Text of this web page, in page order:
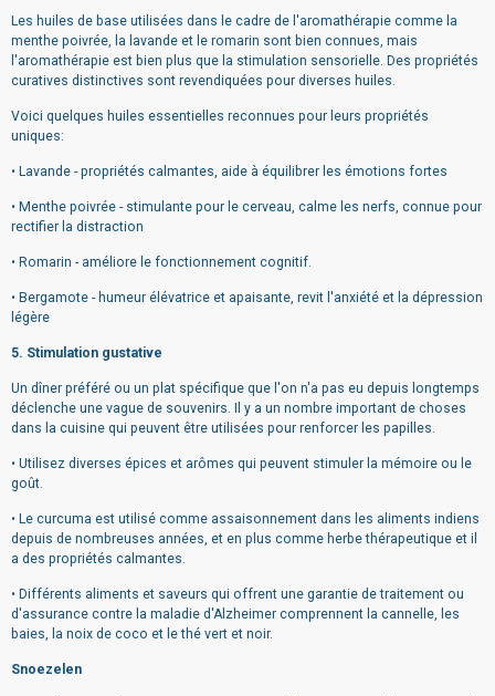
Les huiles de base utilisées dans le cadre de l'aromathérapie comme la
menthe poivrée, la lavande et le romarin sont bien connues, mais
l'aromathérapie est bien plus que la stimulation sensorielle. Des propriétés
curatives distinctives sont revendiquées pour diverses huiles.
Voici quelques huiles essentielles reconnues pour leurs propriétés
uniques:
• Lavande - propriétés calmantes, aide à équilibrer les émotions fortes
• Menthe poivrée - stimulante pour le cerveau, calme les nerfs, connue pour
rectifier la distraction
• Romarin - améliore le fonctionnement cognitif.
• Bergamote - humeur élévatrice et apaisante, revit l'anxiété et la dépression
légère
5. Stimulation gustative
Un dîner préféré ou un plat spécifique que l'on n'a pas eu depuis longtemps
déclenche une vague de souvenirs. Il y a un nombre important de choses
dans la cuisine qui peuvent être utilisées pour renforcer les papilles.
• Utilisez diverses épices et arômes qui peuvent stimuler la mémoire ou le
goût.
• Le curcuma est utilisé comme assaisonnement dans les aliments indiens
depuis de nombreuses années, et en plus comme herbe thérapeutique et il
a des propriétés calmantes.
• Différents aliments et saveurs qui offrent une garantie de traitement ou
d'assurance contre la maladie d'Alzheimer comprennent la cannelle, les
baies, la noix de coco et le thé vert et noir.
Snoezelen